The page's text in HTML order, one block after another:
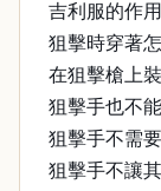
吉利服的作
狙擊時穿著
在狙擊槍上
狙擊手也不
狙擊手不需
狙擊手不讓